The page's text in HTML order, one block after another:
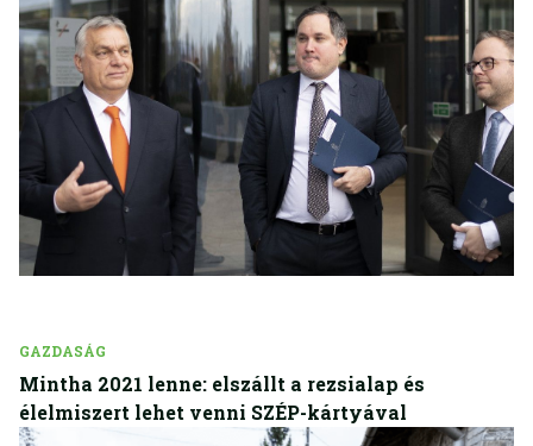
GAZDASÁG
Mintha 2021 lenne: elszállt a rezsialap és
élelmiszert lehet venni SZÉP-kártyával